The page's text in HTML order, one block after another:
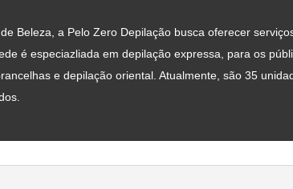
Beleza, a Pelo Zero Depilação busca oferecer
é especiazliada em depilação expressa, para os
e depilação oriental. Atualmente, são 35